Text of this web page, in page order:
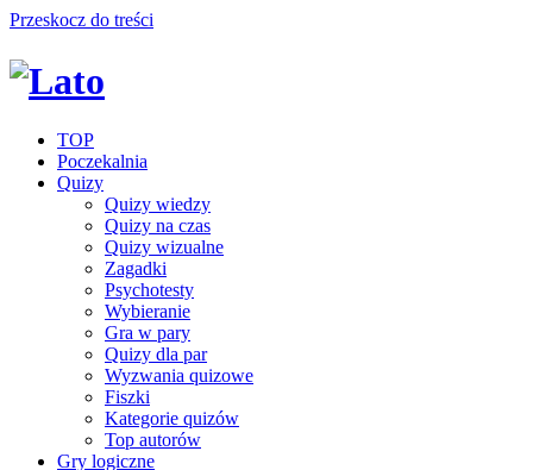
Przeskocz do treści
TOP
Poczekalnia
Quizy
Quizy wiedzy
Quizy na czas
Quizy wizualne
Zagadki
Psychotesty
Wybieranie
Gra w pary
Quizy dla par
Wyzwania quizowe
Fiszki
Kategorie quizów
Top autorów
Gry logiczne